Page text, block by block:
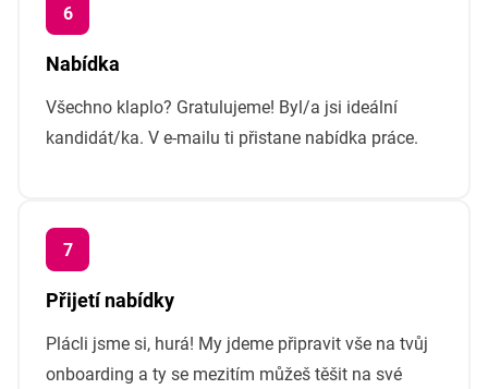
Nabídka
Všechno klaplo? Gratulujeme! Byl/a jsi ideální
kandidát/ka. V e-mailu ti přistane nabídka práce.
Přijetí nabídky
Plácli jsme si, hurá! My jdeme připravit vše na tvůj
onboarding a ty se mezitím můžeš těšit na své